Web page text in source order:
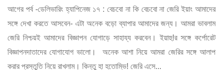
আগের পর্ব -ডেলিভারিং হ্যাপিনেজ ১৭ : বেচবো না কি বেচবো না জেরি ইয়াং আমাদের
সঙ্গে দেখা করতে আসবেন- এটা অনেক বড়ো ব্যাপার আমাদের জন্য। আমরা ভাবলাম
জেরি নিশ্চয়ই আমাদের বিজ্ঞাপন যোগাড়ে সাহায্য করবেন। ইয়াহু!র সঙ্গে কর্পোরেট
বিজ্ঞাপনদাতাদের যোগাযোগ ভালো। অনেক আশা নিয়ে আমরা জেরির সঙ্গে আলাপ
করার প্রস্তুতি নিয়ে রাখলাম। কিন্তু হা হতোম্ভি! জেরি এসে...